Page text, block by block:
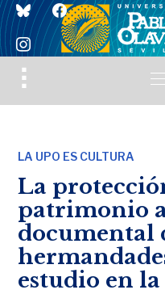
blueskyfacebook
instagram
Toggle
sidebar
LA UPO ES CULTURA
La
patrimonio
documental
estudio en la